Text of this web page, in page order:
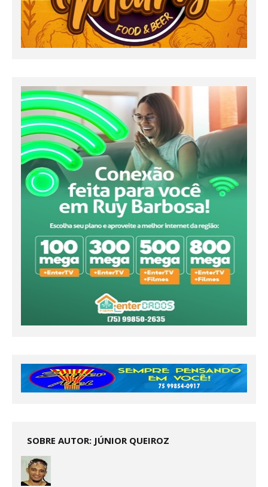
SOBRE AUTOR: JÚNIOR QUEIROZ